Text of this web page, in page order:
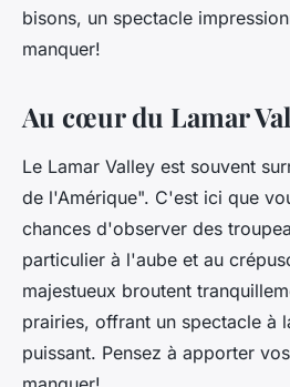
bisons, un spectacle
manquer!
Au cœur du Lamar
Le Lamar Valley est souvent
de l'Amérique". C'est ici que
chances d'observer des
particulier à l'aube et au
majestueux broutent
prairies, offrant un spectacle à
puissant. Pensez à apporter